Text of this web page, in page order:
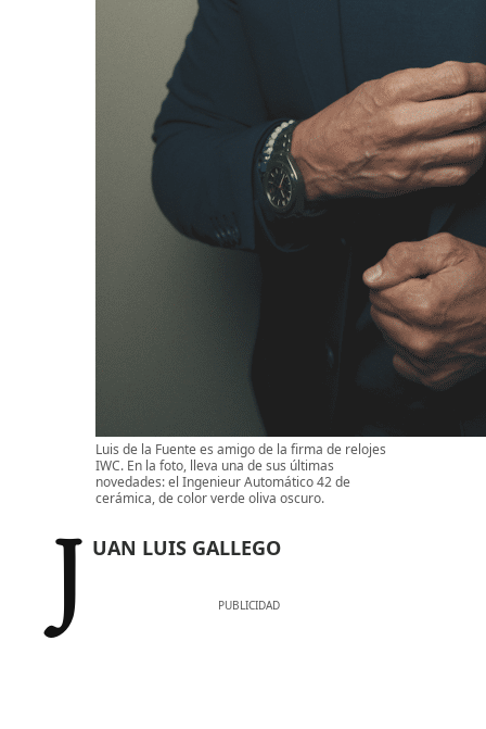
Luis de la Fuente es amigo de la firma de relojes
IWC. En la foto, lleva una de sus últimas
novedades: el Ingenieur Automático 42 de
cerámica, de color verde oliva oscuro.
JUAN LUIS GALLEGO